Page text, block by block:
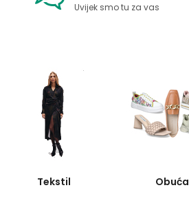
Uvijek smo tu za vas
Tekstil Obuća